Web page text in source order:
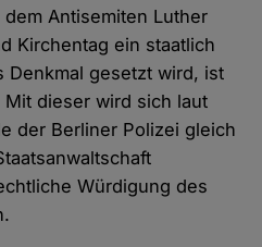
Antisemiten Luther
Kirchentag ein staatlich
Denkmal gesetzt wird, ist
dieser wird sich laut
der Berliner Polizei gleich
Würdigung des